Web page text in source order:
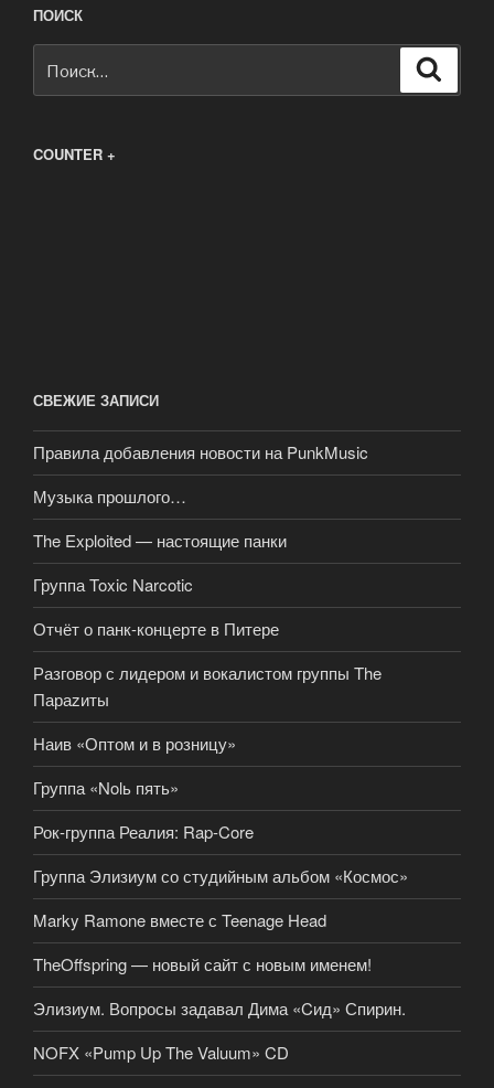
ПОИСК
COUNTER +
СВЕЖИЕ ЗАПИСИ
Правила добавления новости на PunkMusic
Музыка прошлого…
The Exploited — настоящие панки
Группа Toxic Narcotic
Отчёт о панк-концерте в Питере
Разговор с лидером и вокалистом группы The
Параzиты
Наив «Оптом и в розницу»
Группа «Nolь пять»
Рок-группа Реалия: Rap-Core
Группа Элизиум со студийным альбом «Космос»
Marky Ramone вместе с Teenage Head
TheOffspring — новый сайт с новым именем!
Элизиум. Вопросы задавал Дима «Cид» Спирин.
NOFX «Pump Up The Valuum» CD